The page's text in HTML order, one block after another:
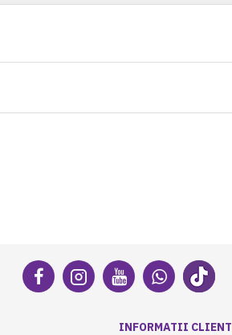
INFORMATII CLIENT